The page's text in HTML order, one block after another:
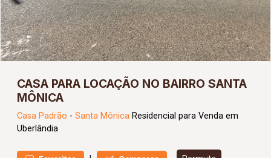
CASA PARA LOCAÇÃO NO BAIRRO SANTA
MÔNICA
Casa Padrão - Santa Mônica Residencial para Venda em
Uberlândia